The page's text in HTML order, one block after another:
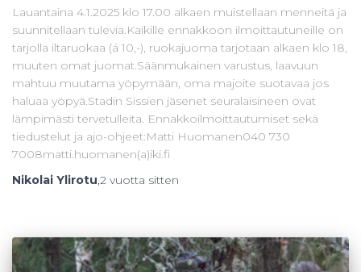
Lauantaina 4.1.2025 klo 17.00 alkaen muistellaan menneitä ja
suunnitellaan tulevia.Kaikille ennakkoon ilmoittautuneille on
tarjolla iltaruokaa (á 10,-), ruokajuoma tarjotaan alkaen klo 18,
muuten omat juomat.Säänmukainen varustus, laavuun
mahtuu muutama yöpymään, oma majoite suotavaa jos
haluaa yöpyä.Stadin Sissien jäsenet seuralaisineen ovat
lämpimästi tervetulleita. Ennakkoilmoittautumiset sekä
tiedustelut ja ajo-ohjeet:Matti Huomanen040 730
7008matti.huomanen(a)iki.fi
Nikolai Ylirotu,2 vuotta sitten